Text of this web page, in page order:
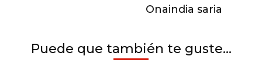
Onaindia saria
Puede que también te guste...